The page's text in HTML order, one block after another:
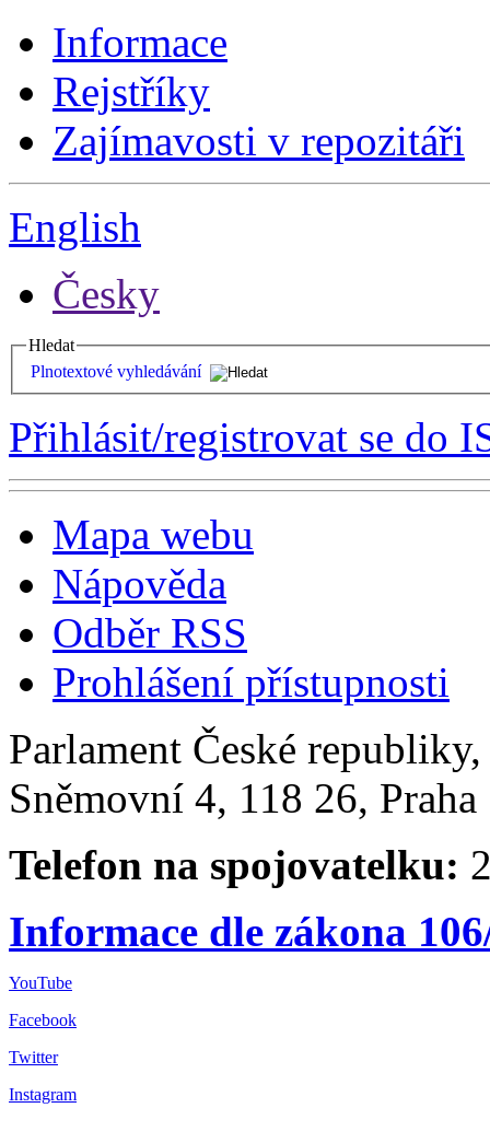
Informace
Rejstříky
Zajímavosti v repozitáři
English
Česky
Hledat
Plnotextové vyhledávání
Přihlásit/registrovat se do
Mapa webu
Nápověda
Odběr RSS
Prohlášení přístupnosti
Parlament České
Sněmovní 4, 118 26,
Telefon na spojovatelku:
Informace dle zákona
YouTube
Facebook
Twitter
Instagram